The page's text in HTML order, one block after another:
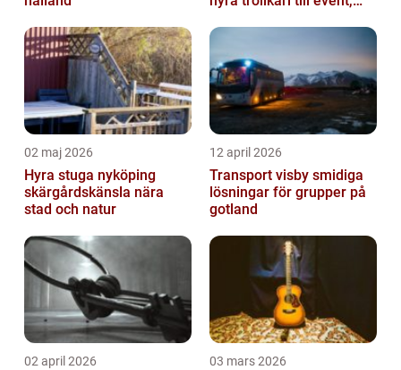
02 maj 2026
Hyra stuga nyköping
skärgårdskänsla nära
stad och natur
12 april 2026
Transport visby smidiga
lösningar för grupper på
gotland
02 april 2026 03 mars 2026